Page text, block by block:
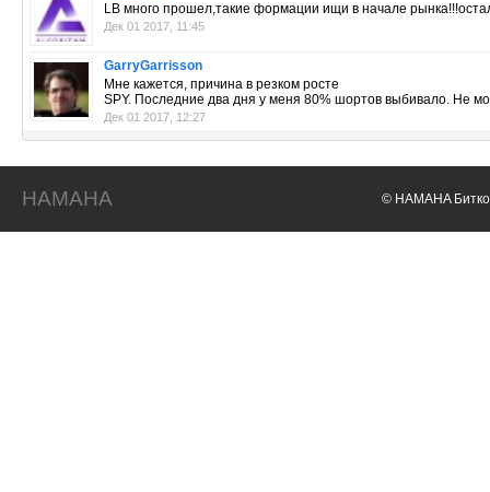
LB много прошел,такие формации ищи в начале
Дек 01 2017, 11:45
GarryGarrisson
Мне кажется, причина в резком росте
SPY. Последние два дня у меня 80% шортов выбивало. Не
Дек 01 2017, 12:27
HAMAHA © HAMAHA